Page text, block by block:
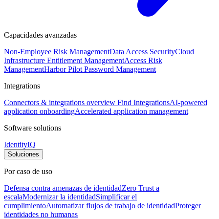
Capacidades avanzadas
Non-Employee Risk ManagementData Access SecurityCloud
Infrastructure Entitlement ManagementAccess Risk
ManagementHarbor Pilot Password Management
Integrations
Connectors & integrations overview Find IntegrationsAI-powered
application onboardingAccelerated application management
Software solutions
IdentityIQ
Soluciones
Por caso de uso
Defensa contra amenazas de identidadZero Trust a
escalaModernizar la identidadSimplificar el
cumplimientoAutomatizar flujos de trabajo de identidadProteger
identidades no humanas